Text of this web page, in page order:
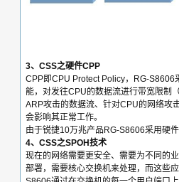
3、CSS之硬件CPP
CPP即CPU Protect Policy，RG-S8606
能，对发往CPU的数据流进行带宽限制
ARP攻击的数据流、针对CPU的网络攻
会影响其正常工作。
由于锐捷10万兆产品RG-S8606采用硬
4、CSS之SPOH技术
现在的网络需要更安全、需要为不同的
部署，需要核心交换机来处理，而这些